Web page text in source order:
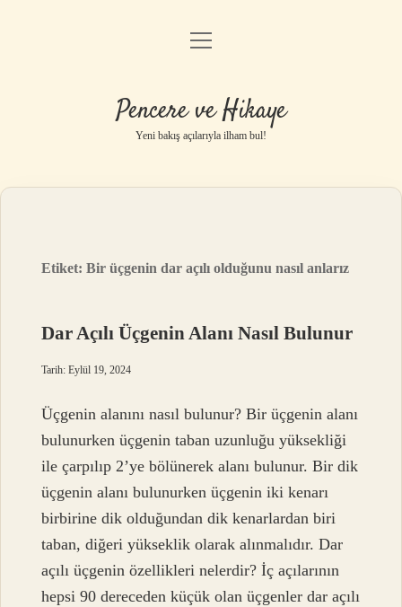
Anasayfa
Yasal Uyarı
menüyü
Pencere ve Hikaye
Yeni bakış açılarıyla ilham bul!
Etiket:Bir üçgenin dar açılı olduğunu nasıl anlarız
Dar Açılı Üçgenin Alanı Nasıl Bulunur
Tarih: Eylül 19, 2024
Üçgenin alanını nasıl bulunur? Bir üçgenin alanı
bulunurken üçgenin taban uzunluğu yüksekliği
ile çarpılıp 2’ye bölünerek alanı bulunur. Bir dik
üçgenin alanı bulunurken üçgenin iki kenarı
birbirine dik olduğundan dik kenarlardan biri
taban, diğeri yükseklik olarak alınmalıdır. Dar
açılı üçgenin özellikleri nelerdir? İç açılarının
hepsi 90 dereceden küçük olan üçgenler dar açılı